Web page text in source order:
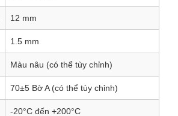
12 mm
1.5 mm
Màu nâu (có thể tùy chỉnh)
70±5 Bờ A (có thể tùy chỉnh)
-20°C đến +200°C